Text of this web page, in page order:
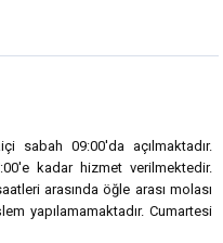
sabah 09:00'da açılmaktadır.
kadar hizmet verilmektedir.
arasında öğle arası molası
yapılamamaktadır. Cumartesi